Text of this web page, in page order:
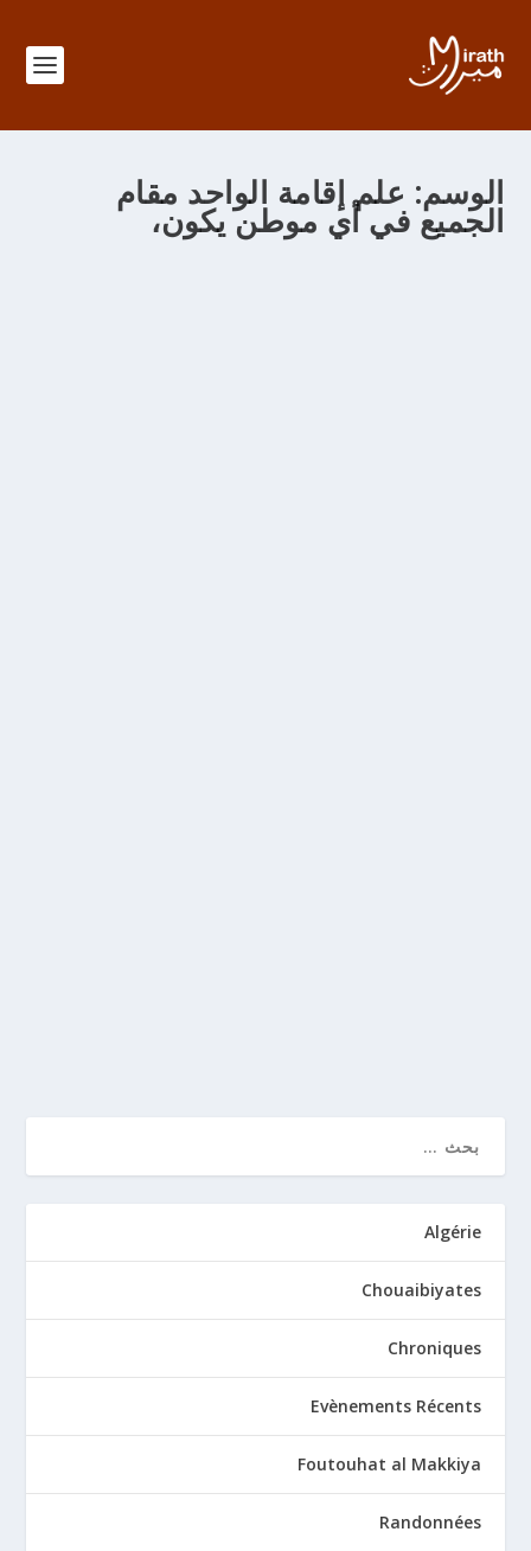
الوسم: علم إقامة الواحد مقام
الجميع في أي موطن يكون،
Algérie
Chouaibiyates
Chroniques
Evènements Récents
Foutouhat al Makkiya
Randonnées